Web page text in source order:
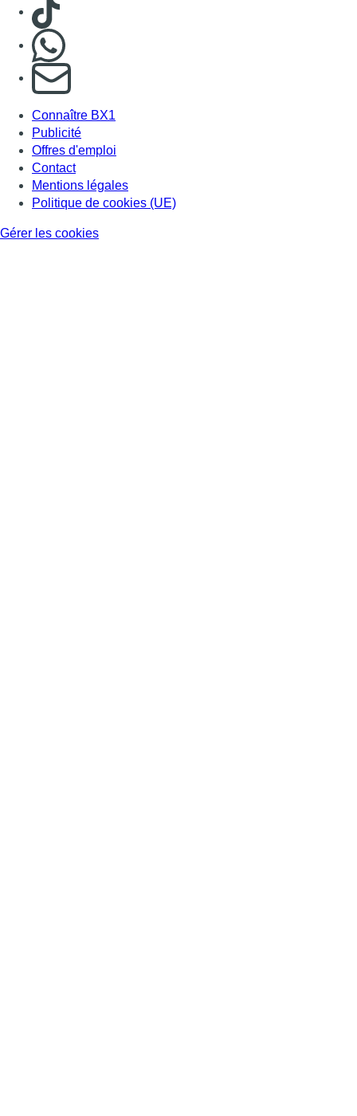
Consulter TikTok
S'abonner à notre newsletter
Connaître BX1
Publicité
Offres d'emploi
Contact
Mentions légales
Politique de cookies (UE)
Gérer les cookies